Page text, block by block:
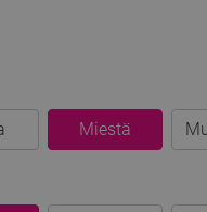
Miestä